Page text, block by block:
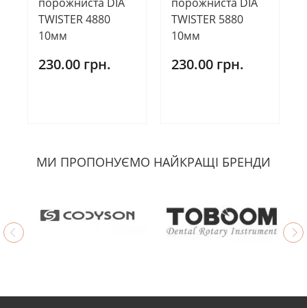
TWISTER 4880
10мм
230.00 грн.
TWISTER 5880
10мм
230.00 грн.
МИ ПРОПОНУЄМО НАЙКРАЩІ БРЕНДИ